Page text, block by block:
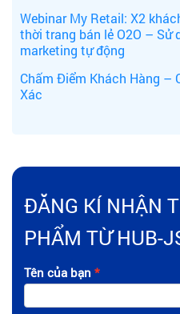
Webinar My Retail: X2
thời trang bán lẻ O2O – Sử
marketing tự động
Chấm Điểm Khách Hàng –
Xác
ĐĂNG KÍ NHẬN
PHẨM TỪ HUB-
Tên của bạn